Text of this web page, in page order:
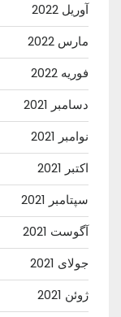
آوریل 2022
مارس 2022
فوریه 2022
دسامبر 2021
نوامبر 2021
اکتبر 2021
سپتامبر 2021
آگوست 2021
جولای 2021
ژوئن 2021